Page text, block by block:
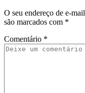
O seu endereço de e-
são marcados com *
Comentário *